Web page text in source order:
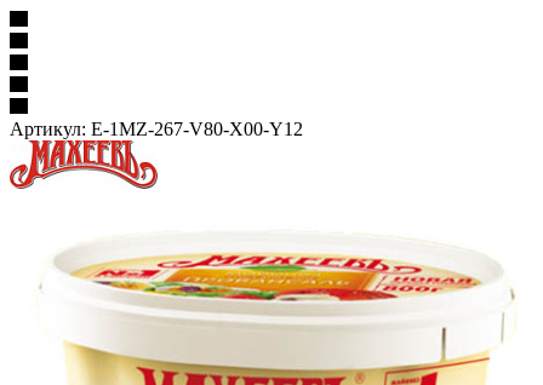
Артикул: E-1MZ-267-V80-X00-Y12